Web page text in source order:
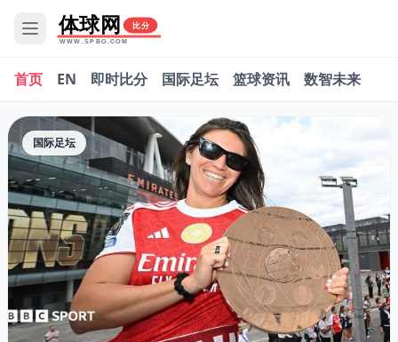
体球网 比分
WWW.SPBO.COM
首页 EN 即时比分 国际足坛 篮球资讯 数智未来
国际足坛